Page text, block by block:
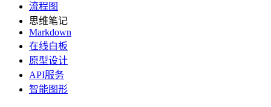
流程图
思维笔记
Markdown
在线白板
原型设计
API服务
智能图形